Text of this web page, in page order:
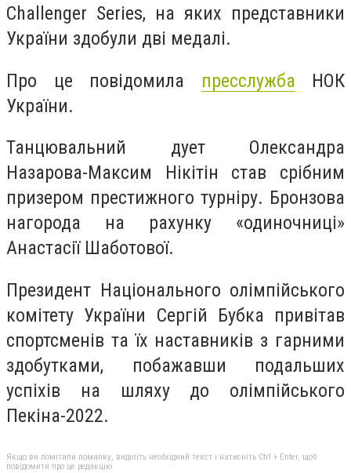
Challenger Series, на яких представники
України здобули дві медалі.
Про це повідомила пресслужба НОК
України.
Танцювальний дует Олександра
Назарова-Максим Нікітін став срібним
призером престижного турніру. Бронзова
нагорода на рахунку «одиночниці»
Анастасії Шаботової.
Президент Національного олімпійського
комітету України Сергій Бубка привітав
спортсменів та їх наставників з гарними
здобутками, побажавши подальших
успіхів на шляху до олімпійського
Пекіна-2022.
Якщо ви помітили помилку, виділіть необхідний текст і натисніть Ctrl + Enter, щоб
повідомити про це редакцію